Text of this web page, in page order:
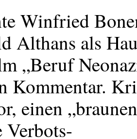
Winfried
Althans als
„Beruf
Kommentar.
einen
Verbots-